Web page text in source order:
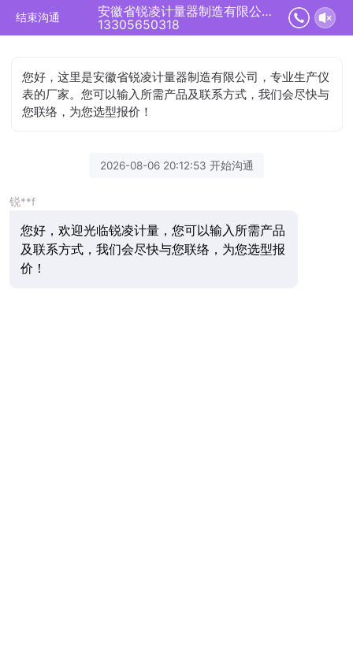
结束沟通
安徽省锐凌计量器制造有限公司正在为您服务
13305650318
您好，这里是安徽省锐凌计量器制造有限公司，专业生产仪
表的厂家。您可以输入所需产品及联系方式，我们会尽快与
您联络，为您选型报价！
2026-08-06 20:12:53 开始沟通
锐**f
您好，欢迎光临锐凌计量，您可以输入所需产品
及联系方式，我们会尽快与您联络，为您选型报
价！